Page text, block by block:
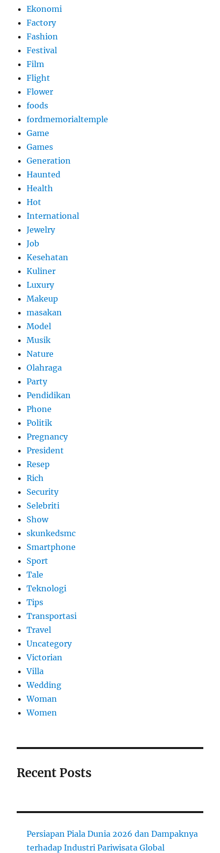
Ekonomi
Factory
Fashion
Festival
Film
Flight
Flower
foods
fordmemorialtemple
Game
Games
Generation
Haunted
Health
Hot
International
Jewelry
Job
Kesehatan
Kuliner
Luxury
Makeup
masakan
Model
Musik
Nature
Olahraga
Party
Pendidikan
Phone
Politik
Pregnancy
President
Resep
Rich
Security
Selebriti
Show
skunkedsmc
Smartphone
Sport
Tale
Teknologi
Tips
Transportasi
Travel
Uncategory
Victorian
Villa
Wedding
Woman
Women
Recent Posts
Persiapan Piala Dunia 2026 dan Dampaknya
terhadap Industri Pariwisata Global